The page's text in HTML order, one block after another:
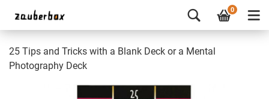
0
25 Tips and Tricks with a Blank Deck or a Mental
Photography Deck